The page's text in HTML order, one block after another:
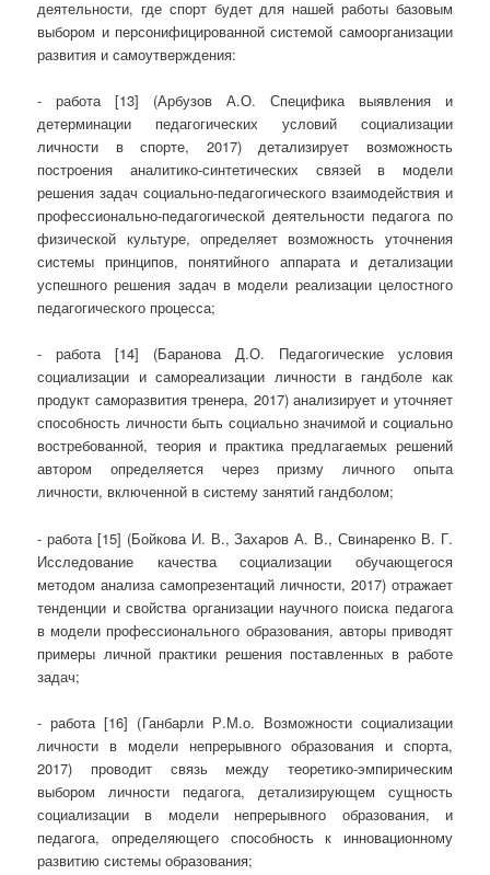
деятельности, где спорт будет для нашей работы базовым
выбором и персонифицированной системой самоорганизации
развития и самоутверждения:
- работа [13] (Арбузов А.О. Специфика выявления и
детерминации педагогических условий социализации
личности в спорте, 2017) детализирует возможность
построения аналитико-синтетических связей в модели
решения задач социально-педагогического взаимодействия и
профессионально-педагогической деятельности педагога по
физической культуре, определяет возможность уточнения
системы принципов, понятийного аппарата и детализации
успешного решения задач в модели реализации целостного
педагогического процесса;
- работа [14] (Баранова Д.О. Педагогические условия
социализации и самореализации личности в гандболе как
продукт саморазвития тренера, 2017) анализирует и уточняет
способность личности быть социально значимой и социально
востребованной, теория и практика предлагаемых решений
автором определяется через призму личного опыта
личности, включенной в систему занятий гандболом;
- работа [15] (Бойкова И. В., Захаров А. В., Свинаренко В. Г.
Исследование качества социализации обучающегося
методом анализа самопрезентаций личности, 2017) отражает
тенденции и свойства организации научного поиска педагога
в модели профессионального образования, авторы приводят
примеры личной практики решения поставленных в работе
задач;
- работа [16] (Ганбарли Р.М.о. Возможности социализации
личности в модели непрерывного образования и спорта,
2017) проводит связь между теоретико-эмпирическим
выбором личности педагога, детализирующем сущность
социализации в модели непрерывного образования, и
педагога, определяющего способность к инновационному
развитию системы образования;